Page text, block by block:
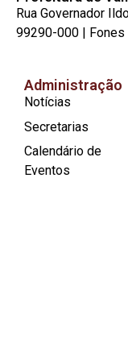
Rua Governador
99290-000 |
Administração
Notícias
Secretarias
Calendário de
Eventos